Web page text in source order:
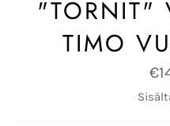
"TORNIT"
TIMO